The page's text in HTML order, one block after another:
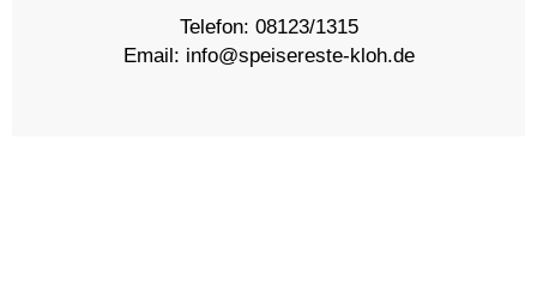
Telefon: 08123/1315
Email: info@speisereste-kloh.de